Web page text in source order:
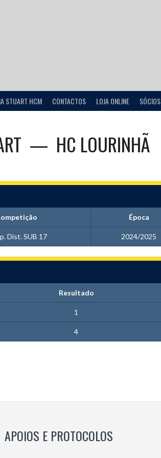
STUART HCM CONTACTOS LOJA ONLINE SÓCIOS
— HC LOURINHÃ
Época
Dist. SUB 17 2024/2025
Resultado
1
4
APOIOS E PROTOCOLOS